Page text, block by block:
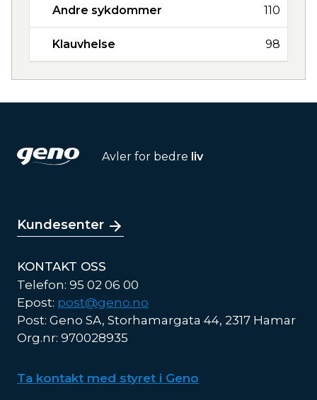
Andre sykdommer 110
Klauvhelse 98
Avler for bedre liv
Kundesenter
KONTAKT OSS
Telefon: 95 02 06 00
Epost: post@geno.no
Post: Geno SA, Storhamargata 44, 2317 Hamar
Org.nr: 970028935
Ta kontakt med styret i Geno